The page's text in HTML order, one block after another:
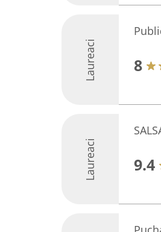
Laureaci 8
Laureaci 9.4